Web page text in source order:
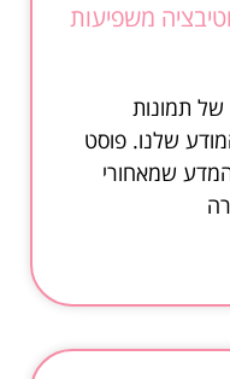
משפיעות
של תמונות
שלנו. פוסט
שמאחורי